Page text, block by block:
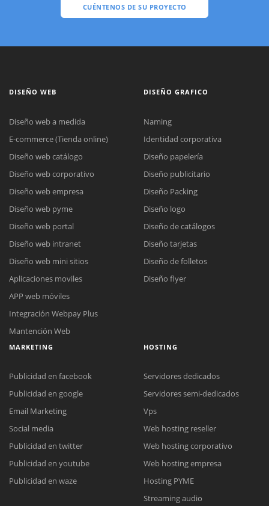
CUÉNTENOS DE SU PROYECTO
Reunión online
Meet para la reunión online.
Cotización
Chat Online
Todos nuestros ejecutivos están fuera de línea. Complete el formulario
DISEÑO WEB
Diseño web a medida
E-commerce (Tienda online)
Diseño web catálogo
Diseño web corporativo
Diseño web empresa
Diseño web pyme
Diseño web portal
Diseño web intranet
Diseño web mini sitios
Aplicaciones moviles
APP web móviles
Integración Webpay Plus
Mantención Web
DISEÑO GRAFICO
Naming
Identidad corporativa
Diseño papelería
Diseño publicitario
Diseño Packing
Diseño logo
Diseño de catálogos
Diseño tarjetas
Diseño de folletos
Diseño flyer
MARKETING
Publicidad en facebook
Publicidad en google
Email Marketing
Social media
Publicidad en twitter
Publicidad en youtube
Publicidad en waze
HOSTING
Servidores dedicados
Servidores semi-dedicados
Vps
Web hosting reseller
Web hosting corporativo
Web hosting empresa
Hosting PYME
Streaming audio